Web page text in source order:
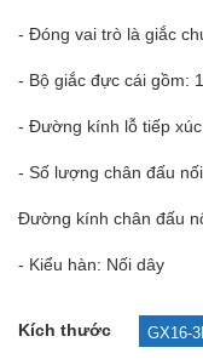
- Đóng vai trò là giắc
- Bộ giắc đực cái gồm:
- Đường kính lỗ tiếp
- Số lượng chân đấu
Đường kính chân đấu
- Kiểu hàn: Nối dây
Kích thước GX16-